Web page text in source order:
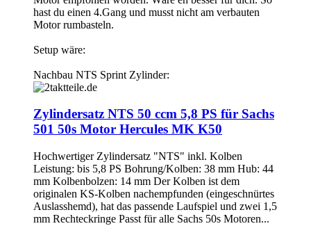
hast du einen 4.Gang und musst nicht am verbauten
Motor rumbasteln.
Setup wäre:
Nachbau NTS Sprint Zylinder:
Zylindersatz NTS 50 ccm 5,8 PS für Sachs
501 50s Motor Hercules MK K50
Hochwertiger Zylindersatz "NTS" inkl. Kolben
Leistung: bis 5,8 PS Bohrung/Kolben: 38 mm Hub: 44
mm Kolbenbolzen: 14 mm Der Kolben ist dem
originalen KS-Kolben nachempfunden (eingeschnürtes
Auslasshemd), hat das passende Laufspiel und zwei 1,5
mm Rechteckringe Passt für alle Sachs 50s Motoren...